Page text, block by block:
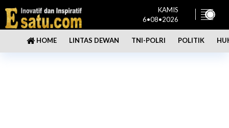
KAMIS
6•08•2026
HOME LINTAS DEWAN TNI-POLRI POLITIK